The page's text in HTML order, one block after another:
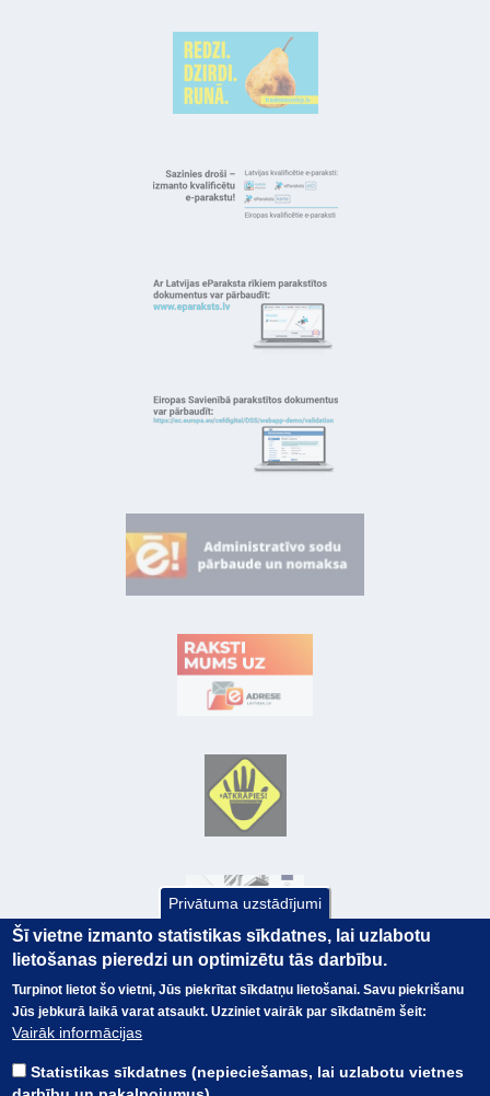
© Valsts kase 2017
Visas tiesības
EK GRĀMATVEDĪBAS KURSS
TERMINI
Privātuma uzstādījumi
Šī vietne izmanto statistikas sīkdatnes, lai uzlabotu
lietošanas pieredzi un optimizētu tās darbību.
Turpinot lietot šo vietni, Jūs piekrītat sīkdatņu lietošanai. Savu piekrišanu
Jūs jebkurā laikā varat atsaukt. Uzziniet vairāk par sīkdatnēm šeit:
Vairāk informācijas
Statistikas sīkdatnes (nepieciešamas, lai uzlabotu vietnes